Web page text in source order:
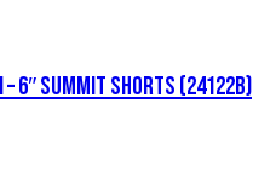
– 6″ SUMMIT SHORTS (24122B)